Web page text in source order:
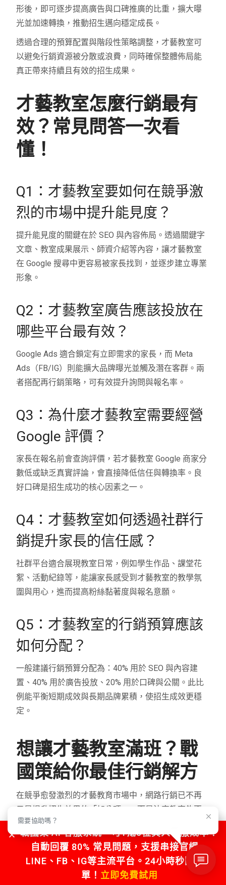
形後，即可逐步提高廣告與口碑推廣的比重，擴大曝
光並加速轉換，推動招生邁向穩定成長。
透過合理的預算配置與階段性策略調整，才藝教室可
以避免行銷資源被分散或浪費，同時確保整體佈局能
真正帶來持續且有效的招生成果。
才藝教室怎麼行銷最有
效？常見問答一次看
懂！
Q1：才藝教室要如何在競爭激
烈的市場中提升能見度？
提升能見度的關鍵在於 SEO 與內容佈局。透過關鍵字
文章、教室成果展示、師資介紹等內容，讓才藝教室
在 Google 搜尋中更容易被家長找到，並逐步建立專業
形象。
Q2：才藝教室廣告應該投放在
哪些平台最有效？
Google Ads 適合鎖定有立即需求的家長，而 Meta
Ads（FB/IG）則能擴大品牌曝光並觸及潛在客群。兩
者搭配再行銷策略，可有效提升詢問與報名率。
Q3：為什麼才藝教室需要經營
Google 評價？
家長在報名前會查詢評價，若才藝教室 Google 商家分
數低或缺乏真實評論，會直接降低信任與轉換率。良
好口碑是招生成功的核心因素之一。
Q4：才藝教室如何透過社群行
銷提升家長的信任感？
社群平台適合展現教室日常，例如學生作品、課堂花
絮、活動紀錄等，能讓家長感受到才藝教室的教學氛
圍與用心，進而提高粉絲黏著度與報名意願。
Q5：才藝教室的行銷預算應該
如何分配？
一般建議行銷預算分配為：40% 用於 SEO 與內容建
置、40% 用於廣告投放、20% 用於口碑與公關。此比
例能平衡短期成效與長期品牌累積，使招生成效更穩
定。
想讓才藝教室滿班？戰
國策給你最佳行銷解方
在競爭愈發激烈的才藝教育市場中，網路行銷已不再
只是提升招生效果的「加分項」，而是決定教室能否
被看見、能否持續成長的「必答題」。家長的決策行
為已全面轉向線上，從搜尋課程評價到比較教學內
容，任何沒有佈局網路的教室，都將在無形中流失大
量潛在學員。
戰國策 AI 客服系統，可1抵5位真人客服成本！
自動回覆 80% 常見問題，支援串接官網、
LINE、FB、IG等主流平台。24小時秒回不漏
單！ 立即免費試用
需要協助嗎？